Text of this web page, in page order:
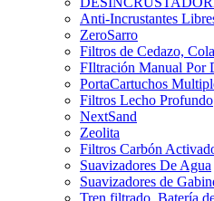
Anti-Incrustantes
ZeroSarro
Filtros de Cedazo,
FIltración Manual Por
PortaCartuchos
Filtros Lecho Profundo
NextSand
Zeolita
Filtros Carbón
Suavizadores De Agua
Suavizadores de
Tren filtrado, Batería